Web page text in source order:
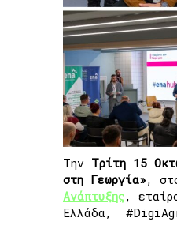
Την Τρίτη 15
στη Γεωργία»,
Ανάπτυξης,
Ελλάδα,